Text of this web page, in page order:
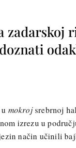
zadarskoj
mokrojsrebrnoj
izrezu u
način učinili